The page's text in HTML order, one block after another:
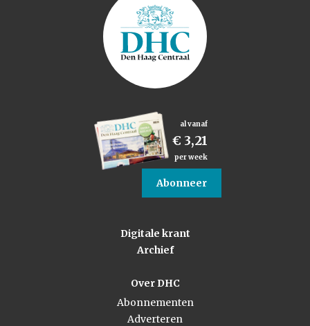
al vanaf
€ 3,21
per week
Abonneer
Digitale krant
Archief
Over DHC
Abonnementen
Adverteren